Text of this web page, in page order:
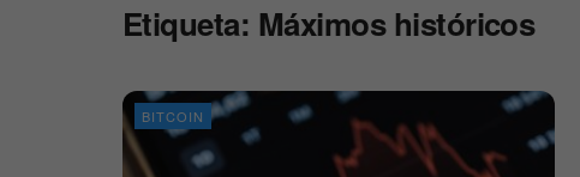
Etiqueta: Máximos históricos
BITCOIN